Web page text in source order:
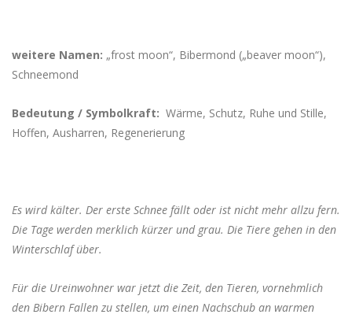
weitere Namen: „frost moon“, Bibermond („beaver moon“),
Schneemond
Bedeutung / Symbolkraft: Wärme, Schutz, Ruhe und Stille,
Hoffen, Ausharren, Regenerierung
Es wird kälter. Der erste Schnee fällt oder ist nicht mehr allzu fern.
Die Tage werden merklich kürzer und grau. Die Tiere gehen in den
Winterschlaf über.
Für die Ureinwohner war jetzt die Zeit, den Tieren, vornehmlich
den Bibern Fallen zu stellen, um einen Nachschub an warmen